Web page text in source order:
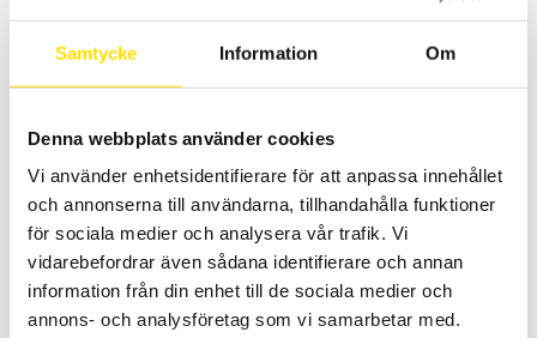
Samtycke Information Om
Denna webbplats använder cookies
Vi använder enhetsidentifierare för att anpassa innehållet
och annonserna till användarna, tillhandahålla funktioner
för sociala medier och analysera vår trafik. Vi
vidarebefordrar även sådana identifierare och annan
information från din enhet till de sociala medier och
annons- och analysföretag som vi samarbetar med.
ETL Provkabel PE med 4-polig kontakt och magnet
Provkabel för säker testning vid högspänningsprov.